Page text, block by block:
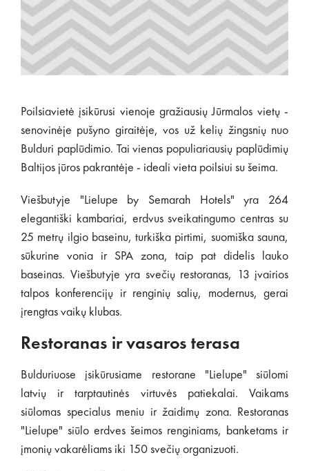
Poilsiavietė įsikūrusi vienoje gražiausių Jūrmalos vietų -
senovinėje pušyno giraitėje, vos už kelių žingsnių nuo
Bulduri paplūdimio. Tai vienas populiariausių paplūdimių
Baltijos jūros pakrantėje - ideali vieta poilsiui su šeima.
Viešbutyje "Lielupe by Semarah Hotels" yra 264
elegantiški kambariai, erdvus sveikatingumo centras su
25 metrų ilgio baseinu, turkiška pirtimi, suomiška sauna,
sūkurine vonia ir SPA zona, taip pat didelis lauko
baseinas. Viešbutyje yra svečių restoranas, 13 įvairios
talpos konferencijų ir renginių salių, modernus, gerai
įrengtas vaikų klubas.
Restoranas ir vasaros terasa
Bulduriuose įsikūrusiame restorane "Lielupe" siūlomi
latvių ir tarptautinės virtuvės patiekalai. Vaikams
siūlomas specialus meniu ir žaidimų zona. Restoranas
"Lielupe" siūlo erdves šeimos renginiams, banketams ir
įmonių vakarėliams iki 150 svečių organizuoti.